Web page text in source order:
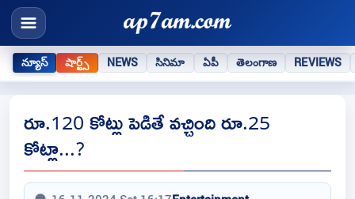
న్యూస్ షార్ట్స్ NEWS సినిమా ఏపీ తెలంగాణ REVIEWS
రూ.120 కోట్లు పెడితే వచ్చింది రూ.25
కోట్లా...?